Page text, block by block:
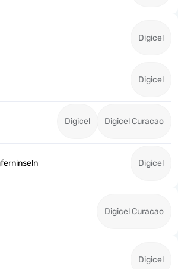
Digicel
Digicel
Digicel Digicel Curacao
Digicel
Digicel Curacao
Digicel